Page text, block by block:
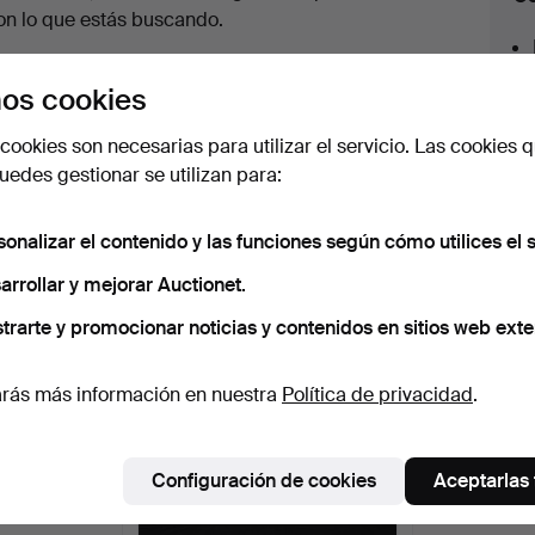
lo que estás buscando.
tan pronto como dispongamos del lote.
archivo que coinciden con tu
cookies
son necesarias para utilizar el servicio. Las cookies
gestionar se utilizan para:
el contenido y las funciones según cómo utilices el
y mejorar Auctionet.
y promocionar noticias y contenidos en sitios web
más información en nuestra Política de privacidad.
Configuración de cookies Aceptarlas